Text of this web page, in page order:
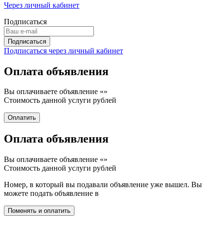
Через личный кабинет
Подписаться
Подписаться через личный кабинет
Оплата объявления
Вы оплачиваете объявление «»
Стоимость данной услуги рублей
Оплата объявления
Вы оплачиваете объявление «»
Стоимость данной услуги рублей
Номер, в который вы подавали объявление уже вышел. Вы
можете подать объявление в